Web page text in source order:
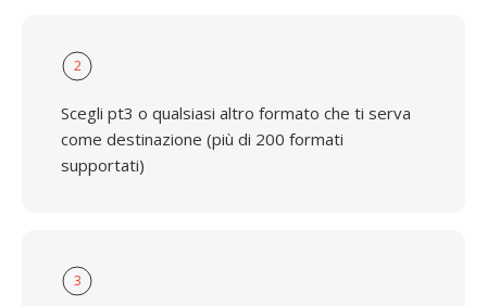
2
Scegli pt3 o qualsiasi altro formato che ti serva
come destinazione (più di 200 formati
supportati)
3